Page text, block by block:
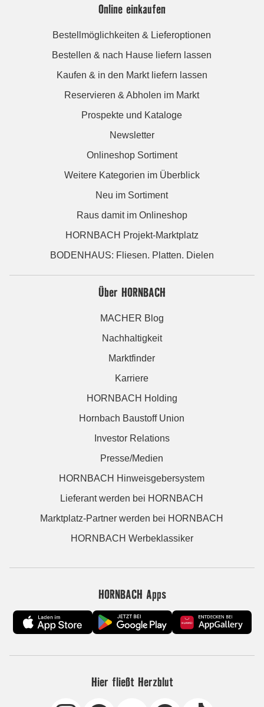
Online einkaufen
Bestellmöglichkeiten & Lieferoptionen
Bestellen & nach Hause liefern lassen
Kaufen & in den Markt liefern lassen
Reservieren & Abholen im Markt
Prospekte und Kataloge
Newsletter
Onlineshop Sortiment
Weitere Kategorien im Überblick
Neu im Sortiment
Raus damit im Onlineshop
HORNBACH Projekt-Marktplatz
BODENHAUS: Fliesen. Platten. Dielen
Über HORNBACH
MACHER Blog
Nachhaltigkeit
Marktfinder
Karriere
HORNBACH Holding
Hornbach Baustoff Union
Investor Relations
Presse/Medien
HORNBACH Hinweisgebersystem
Lieferant werden bei HORNBACH
Marktplatz-Partner werden bei HORNBACH
HORNBACH Werbeklassiker
HORNBACH Apps
Hier fließt Herzblut